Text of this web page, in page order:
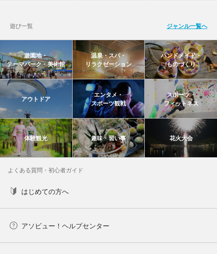
遊び一覧 ジャンル一覧へ
遊園地・
テーマパーク・美術館
温泉・スパ・
リラクゼーション
ハンドメイド・
ものづくり
アウトドア
エンタメ・
スポーツ観戦
スポーツ・
フィットネス
体験観光 趣味・習い事 花火大会
よくある質問・初心者ガイド
はじめての方へ
アソビュー！ヘルプセンター